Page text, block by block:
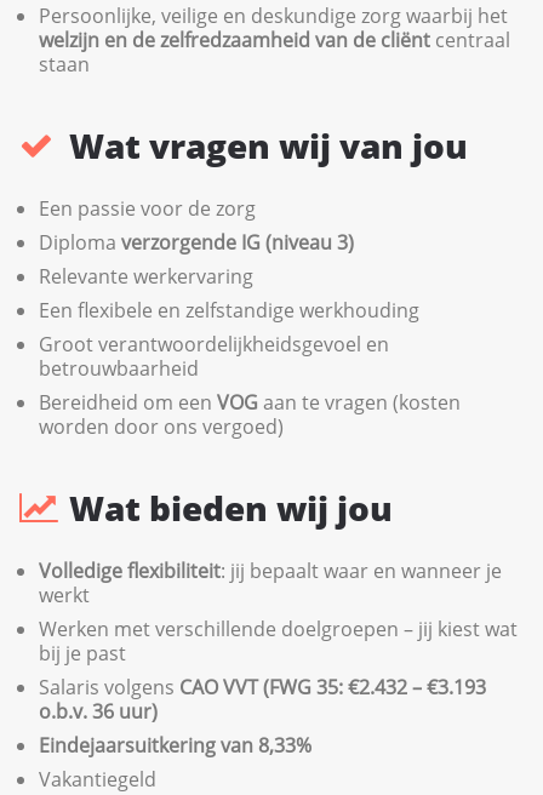
Persoonlijke, veilige en deskundige zorg waarbij het
welzijn en de zelfredzaamheid van de cliënt centraal
staan
Wat vragen wij van jou
Een passie voor de zorg
Diploma verzorgende IG (niveau 3)
Relevante werkervaring
Een flexibele en zelfstandige werkhouding
Groot verantwoordelijkheidsgevoel en
betrouwbaarheid
Bereidheid om een VOG aan te vragen (kosten
worden door ons vergoed)
Wat bieden wij jou
Volledige flexibiliteit: jij bepaalt waar en wanneer je
werkt
Werken met verschillende doelgroepen – jij kiest wat
bij je past
Salaris volgens CAO VVT (FWG 35: €2.432 – €3.193
o.b.v. 36 uur)
Eindejaarsuitkering van 8,33%
Vakantiegeld